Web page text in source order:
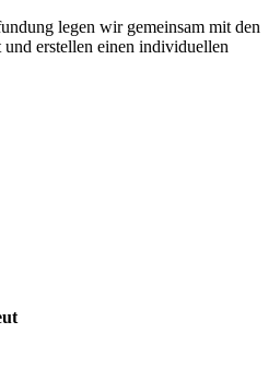
legen wir gemeinsam mit den
erstellen einen individuellen